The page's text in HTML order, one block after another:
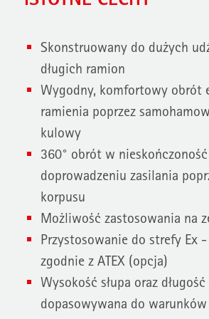
Skonstruowany do dużych
długich ramion
Wygodny, komfortowy obrót
ramienia poprzez
kulowy
360° obrót w
doprowadzeniu zasilania
korpusu
Możliwość zastosowania na
Przystosowanie do strefy Ex
zgodnie z ATEX (opcja)
Wysokość słupa oraz
dopasowywana do